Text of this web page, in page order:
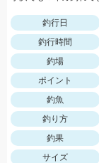
釣行日
釣行時間
釣場
ポイント
釣魚
釣り方
釣果
サイズ